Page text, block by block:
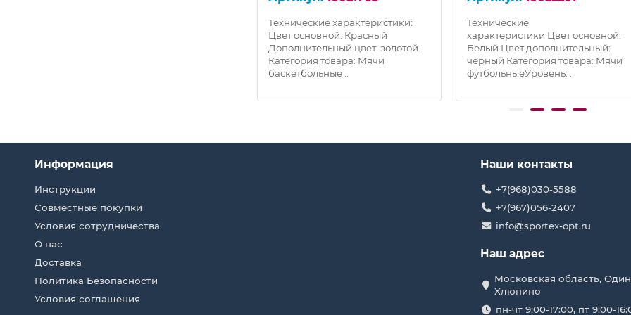
Технические характеристики:
Цвет основной: Красный
Дополнительный цвет: золотой
Категория товара: Мячи
баскетбольные ..
Технические
характеристики:Цвет основной:
Белый Цвет дополнительный:
черный Категория товара: Мячи
футбольныеУровень: ..
Информация
Инструкции
Совместные покупки
Условия сотрудничества
О нас
Доставка
Политика Безопасности
Условия соглашения
Наши контакты
+7(968)030-5588
+7(967)056-2407
info@sportex-opt.ru
Наш адрес
Московская область,
Хлюпино
пн-чт 9:00-17:00, пт 9:00-